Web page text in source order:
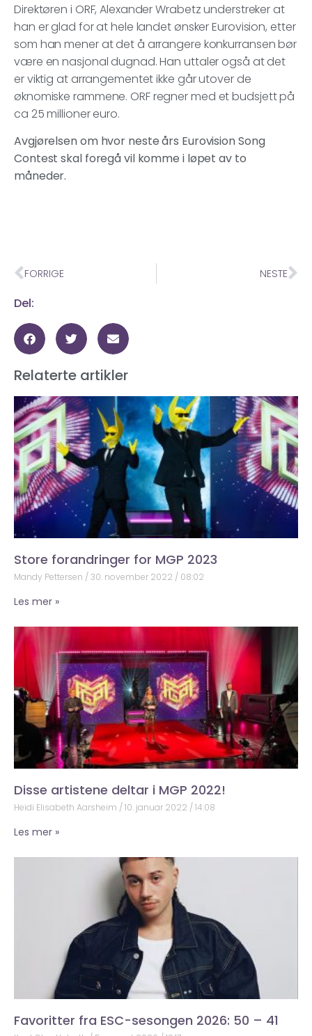
Direktøren i ORF, Alexander Wrabetz understreker at
han er glad for at hele landet ønsker Eurovision, etter
som han mener at det å arrangere konkurransen bør
være en nasjonal dugnad. Han uttaler også at det
er viktig at arrangementet ikke går utover de
øknomiske rammene. ORF regner med et budsjett på
ca 25 millioner euro.
Avgjørelsen om hvor neste års Eurovision Song
Contest skal foregå vil komme i løpet av to
måneder.
FORRIGE NESTE
Del:
Relaterte artikler
Store forandringer for MGP 2023
Mandy Pettersen 30. november 2022 08:02
Les mer »
Disse artistene deltar i MGP 2022!
Heidi Elisabeth Aarsheim 10. januar 2022 14:08
Les mer »
Favoritter fra ESC-sesongen 2026: 50 – 41